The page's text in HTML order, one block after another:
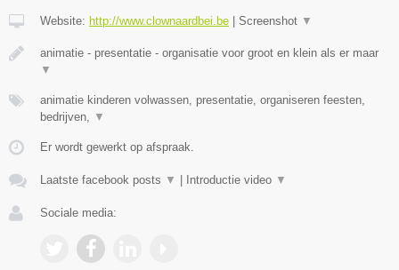
Website: http://www.clownaardbei.be | Screenshot ▼
animatie - presentatie - organisatie voor groot en klein als er maar
▼
animatie kinderen volwassen, presentatie, organiseren feesten,
bedrijven,
▼
Er wordt gewerkt op afspraak.
Laatste facebook posts ▼ | Introductie video ▼
Sociale media: